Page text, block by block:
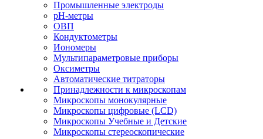
Промышленные электроды
pH-метры
ОВП
Кондуктометры
Иономеры
Мультипараметровые приборы
Оксиметры
Автоматические титраторы
Принадлежности к микроскопам
Микроскопы монокулярные
Микроскопы цифровые (LCD)
Микроскопы Учебные и Детские
Микроскопы стереоскопические